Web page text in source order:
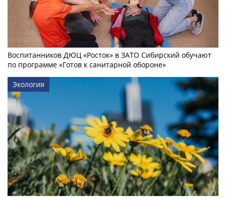
Воспитанников ДЮЦ «Росток» в ЗАТО Сибирский обучают
по программе «Готов к санитарной обороне»
Экология